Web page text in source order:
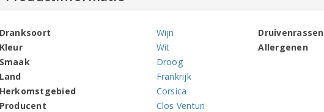
Dranksoort
Wijn
Kleur
Wit
Smaak
Droog
Land
Frankrijk
Herkomstgebied
Corsica
Producent
Clos Venturi
Druivenrassen
Allergenen